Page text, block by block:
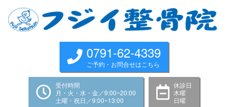
content
0791-62-4339
ご予約・お問合せはこちら
受付時間
月・火・水・金／9:00~20:00
土曜・祝日／9:00~13:00
休診日
木曜
日曜